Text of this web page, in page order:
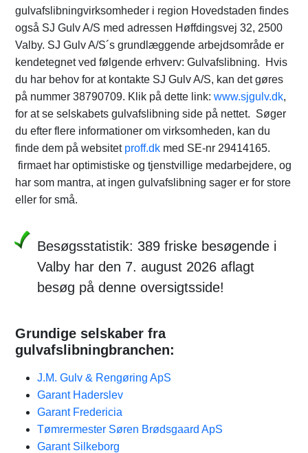
gulvafslibningvirksomheder i region Hovedstaden findes
også SJ Gulv A/S med adressen Høffdingsvej 32, 2500
Valby. SJ Gulv A/S´s grundlæggende arbejdsområde er
kendetegnet ved følgende erhverv: Gulvafslibning. Hvis
du har behov for at kontakte SJ Gulv A/S, kan det gøres
på nummer 38790709. Klik på dette link: www.sjgulv.dk,
for at se selskabets gulvafslibning side på nettet. Søger
du efter flere informationer om virksomheden, kan du
finde dem på websitet proff.dk med SE-nr 29414165.
firmaet har optimistiske og tjenstvillige medarbejdere, og
har som mantra, at ingen gulvafslibning sager er for store
eller for små.
Besøgsstatistik: 389 friske besøgende i
Valby har den 7. august 2026 aflagt
besøg på denne oversigtsside!
Grundige selskaber fra
gulvafslibningbranchen:
J.M. Gulv & Rengøring ApS
Garant Haderslev
Garant Fredericia
Tømrermester Søren Brødsgaard ApS
Garant Silkeborg